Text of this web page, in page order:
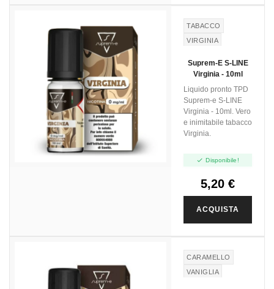
TABACCO
VIRGINIA
Suprem-E S-LINE
Virginia - 10ml
Liquido pronto TPD
Suprem-e S-LINE
Virginia - 10ml. Vero
e inimitabile tabacco
Virginia.
 Disponibile!
5,20 €
ACQUISTA
CARAMELLO
VANIGLIA